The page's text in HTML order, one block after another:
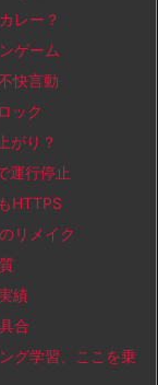
レー？
ゲーム
快言動
ック
がり？
運行停止
HTTPS
リメイク
績
合
グ学習、ここを乗